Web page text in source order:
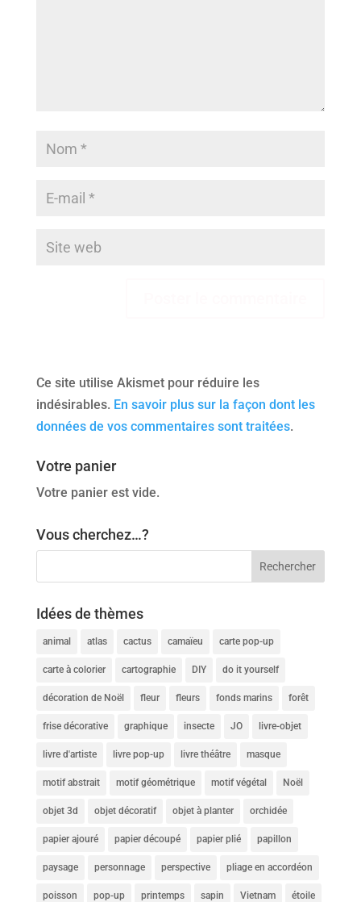
Ce site utilise Akismet pour réduire les
indésirables. En savoir plus sur la façon dont les
données de vos commentaires sont traitées.
Votre panier
Votre panier est vide.
Vous cherchez…?
Idées de thèmes
animal atlas cactus camaïeu carte pop-up
carte à colorier cartographie DIY do it yourself
décoration de Noël fleur fleurs fonds marins forêt
frise décorative graphique insecte JO livre-objet
livre d'artiste livre pop-up livre théâtre masque
motif abstrait motif géométrique motif végétal Noël
objet 3d objet décoratif objet à planter orchidée
papier ajouré papier découpé papier plié papillon
paysage personnage perspective pliage en accordéon
poisson pop-up printemps sapin Vietnam étoile